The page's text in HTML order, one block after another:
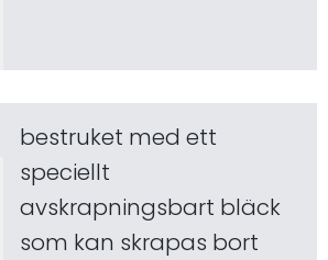
bestruket med ett
speciellt
avskrapningsbart bläck
som kan skrapas bort